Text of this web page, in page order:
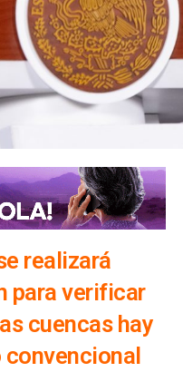
realizará
para verificar
cuencas hay
convencional